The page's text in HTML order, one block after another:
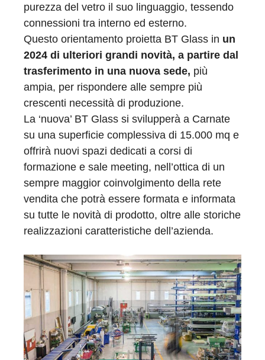
purezza del vetro il suo linguaggio, tessendo
connessioni tra interno ed esterno.
Questo orientamento proietta BT Glass in un
2024 di ulteriori grandi novità, a partire dal
trasferimento in una nuova sede, più
ampia, per rispondere alle sempre più
crescenti necessità di produzione.
La ‘nuova’ BT Glass si svilupperà a Carnate
su una superficie complessiva di 15.000 mq e
offrirà nuovi spazi dedicati a corsi di
formazione e sale meeting, nell’ottica di un
sempre maggior coinvolgimento della rete
vendita che potrà essere formata e informata
su tutte le novità di prodotto, oltre alle storiche
realizzazioni caratteristiche dell’azienda.